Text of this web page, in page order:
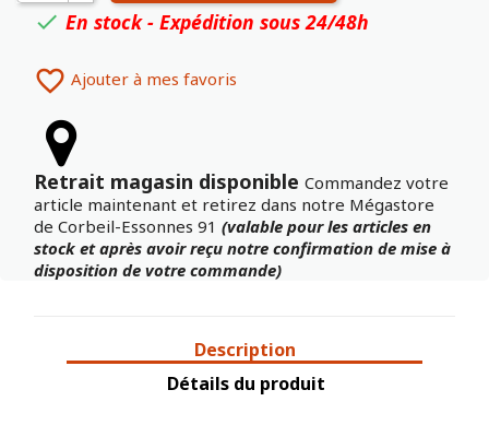
 En stock - Expédition sous 24/48h
 Ajouter à mes favoris
Retrait magasin disponible Commandez votre
article maintenant et retirez dans notre Mégastore
de Corbeil-Essonnes 91 (valable pour les articles en
stock et après avoir reçu notre confirmation de mise à
disposition de votre commande)
Description
Détails du produit